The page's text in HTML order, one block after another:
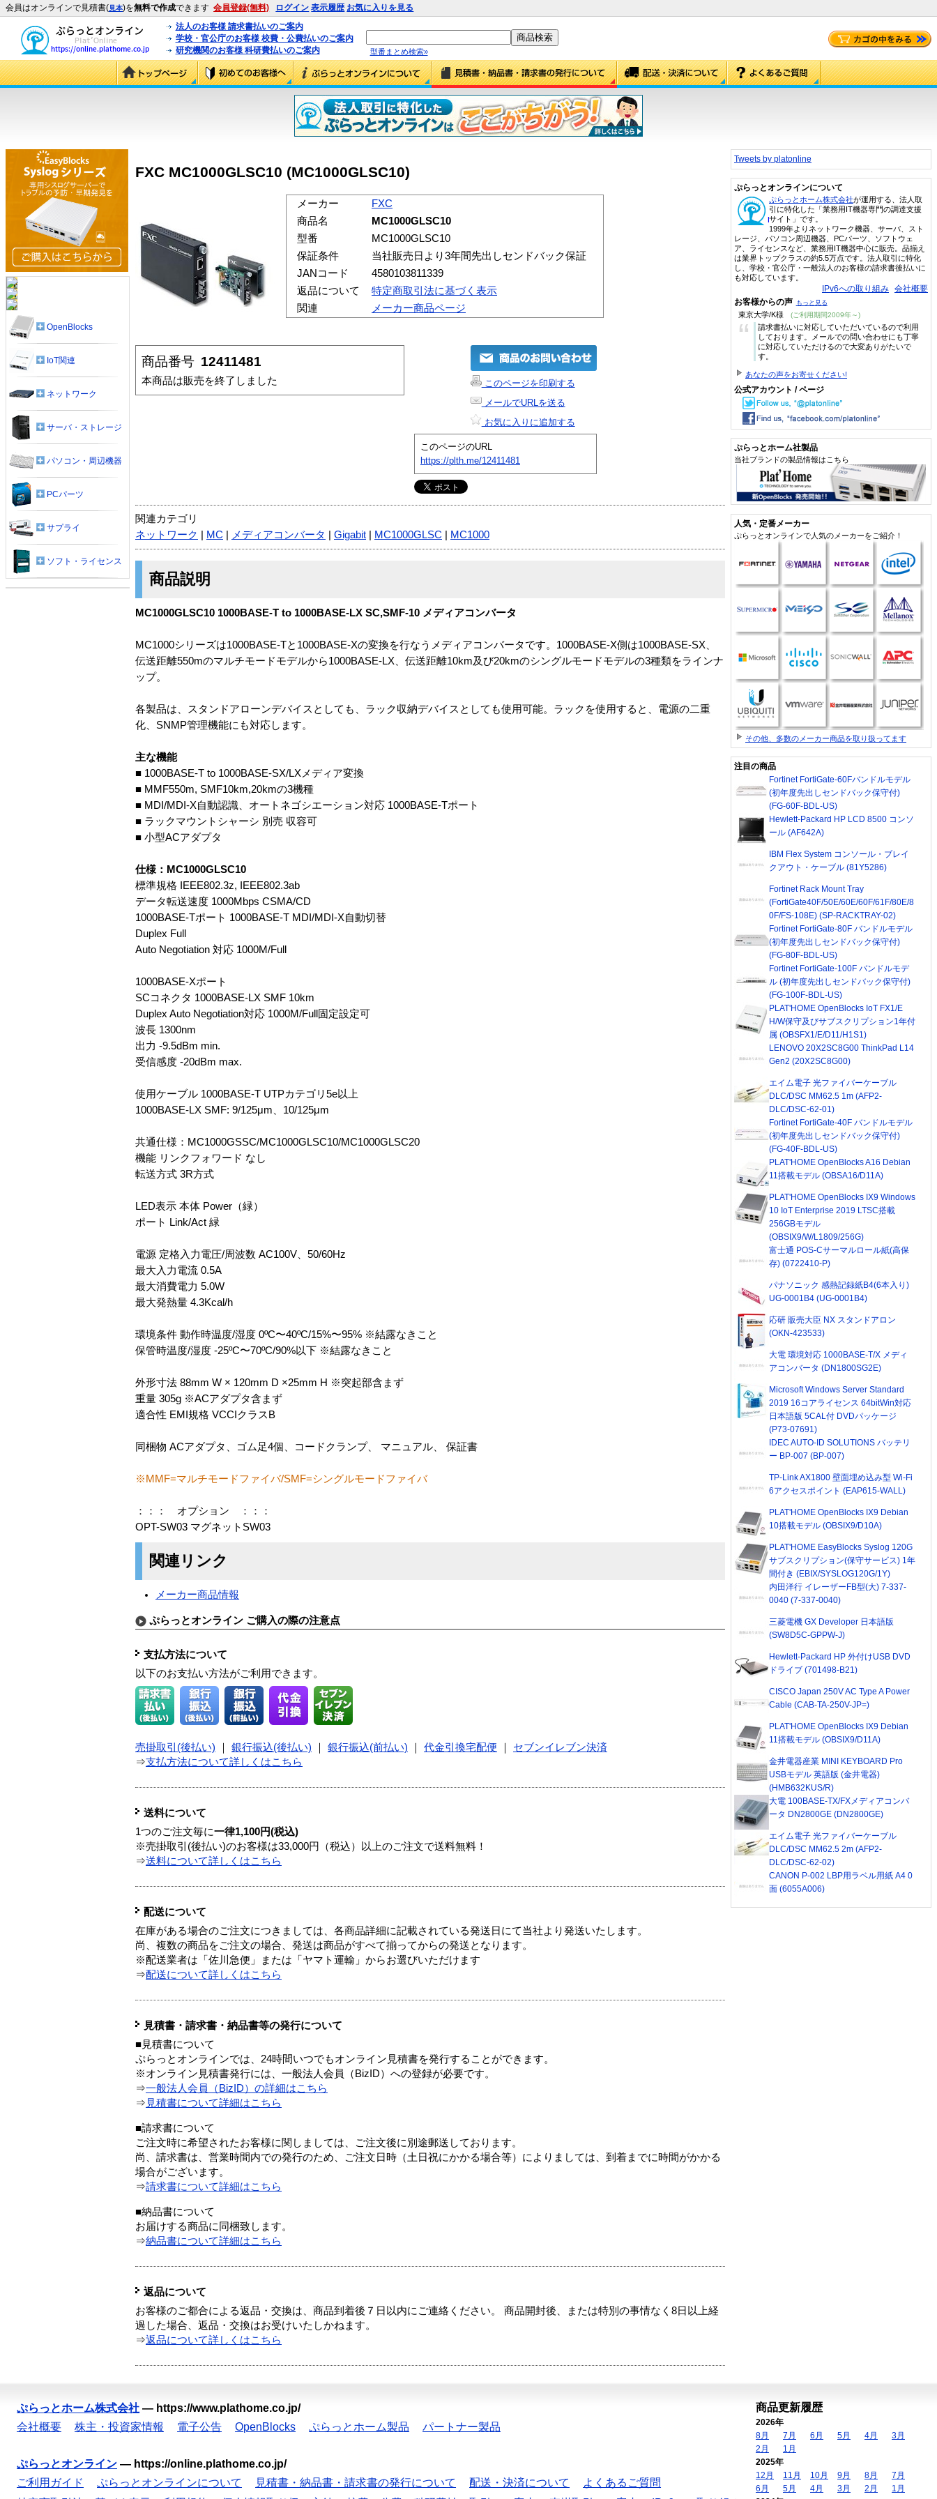
会員はオンラインで見積書(見本)を無料で作成できます 会員登録(無料) ログイン 表示履歴 お気に入りを見る
法人のお客様 請求書払いのご案内
学校・官公庁のお客様 校費・公費払いのご案内
研究機関のお客様 科研費払いのご案内
型番まとめ検索»
FXC MC1000GLSC10 (MC1000GLSC10)
メーカー
FXC
商品名
MC1000GLSC10
型番
MC1000GLSC10
保証条件
当社販売日より3年間先出しセンドバック保証
JANコード
4580103811339
返品について
特定商取引法に基づく表示
関連
メーカー商品ページ
商品番号 12411481
本商品は販売を終了しました
このページを印刷する
メールでURLを送る
お気に入りに追加する
このページのURL
https://plth.me/12411481
関連カテゴリ
ネットワーク
MC メディアコンバータ Gigabit MC1000GLSC MC1000
商品説明
MC1000GLSC10 1000BASE-T to 1000BASE-LX SC,SMF-10 メディアコンバータ
MC1000シリーズは1000BASE-Tと1000BASE-Xの変換を行なうメディアコンバータです。1000BASE-X側は1000BASE-SX、
伝送距離550mのマルチモードモデルから1000BASE-LX、伝送距離10km及び20kmのシングルモードモデルの3種類をラインナ
ップ。
各製品は、スタンドアローンデバイスとしても、ラック収納デバイスとしても使用可能。ラックを使用すると、電源の二重
化、SNMP管理機能にも対応します。
主な機能
■ 1000BASE-T to 1000BASE-SX/LXメディア変換
■ MMF550m, SMF10km,20kmの3機種
■ MDI/MDI-X自動認識、オートネゴシエーション対応 1000BASE-Tポート
■ ラックマウントシャーシ 別売 収容可
■ 小型ACアダプタ
仕様：MC1000GLSC10
標準規格 IEEE802.3z, IEEE802.3ab
データ転送速度 1000Mbps CSMA/CD
1000BASE-Tポート 1000BASE-T MDI/MDI-X自動切替
Duplex Full
Auto Negotiation 対応 1000M/Full
1000BASE-Xポート
SCコネクタ 1000BASE-LX SMF 10km
Duplex Auto Negotiation対応 1000M/Full固定設定可
波長 1300nm
出力 -9.5dBm min.
受信感度 -20dBm max.
使用ケーブル 1000BASE-T UTPカテゴリ5e以上
1000BASE-LX SMF: 9/125μm、10/125μm
共通仕様：MC1000GSSC/MC1000GLSC10/MC1000GLSC20
機能 リンクフォワード なし
転送方式 3R方式
LED表示 本体 Power（緑）
ポート Link/Act 緑
電源 定格入力電圧/周波数 AC100V、50/60Hz
最大入力電流 0.5A
最大消費電力 5.0W
最大発熱量 4.3Kcal/h
環境条件 動作時温度/湿度 0ºC〜40ºC/15%〜95% ※結露なきこと
保管時温度/湿度 -25ºC〜70ºC/90%以下 ※結露なきこと
外形寸法 88mm W × 120mm D ×25mm H ※突起部含まず
重量 305g ※ACアダプタ含まず
適合性 EMI規格 VCCIクラスB
同梱物 ACアダプタ、ゴム足4個、コードクランプ、 マニュアル、 保証書
※MMF=マルチモードファイバ/SMF=シングルモードファイバ
：：： オプション ：：：
OPT-SW03 マグネットSW03
関連リンク
メーカー商品情報
ぷらっとオンライン ご購入の際の注意点
支払方法について
以下のお支払い方法がご利用できます。
売掛取引(後払い) 銀行振込(後払い) 銀行振込(前払い) 代金引換宅配便
セブンイレブン決済
⇒支払方法について詳しくはこちら
送料について
1つのご注文毎に一律1,100円(税込)
※売掛取引(後払い)のお客様は33,000円（税込）以上のご注文で送料無料！
⇒送料について詳しくはこちら
配送について
在庫がある場合のご注文につきましては、各商品詳細に記載されている発送日にて当社より発送いたします。
尚、複数の商品をご注文の場合、発送は商品がすべて揃ってからの発送となります。
※配送業者は「佐川急便」または「ヤマト運輸」からお選びいただけます
⇒配送について詳しくはこちら
見積書・請求書・納品書等の発行について
■見積書について
ぷらっとオンラインでは、24時間いつでもオンライン見積書を発行することができます。
※オンライン見積書発行には、一般法人会員（BizID）への登録が必要です。
⇒一般法人会員（BizID）の詳細はこちら
⇒ 見積書について詳細はこちら
■請求書について
ご注文時に希望されたお客様に関しましては、ご注文後に別途郵送しております。
尚、請求書は、営業時間内での発行のため、ご注文日時（土日祝にかかる場合等）によりましては、到着までに時間がかかる
場合がございます。
⇒請求書について詳細はこちら
■納品書について
お届けする商品に同梱致します。
⇒納品書について詳細はこちら
返品について
お客様のご都合による返品・交換は、商品到着後７日以内にご連絡ください。 商品開封後、または特別の事情なく8日以上経
過した場合、返品・交換はお受けいたしかねます。
⇒返品について詳しくはこちら
OpenBlocks
IoT関連
ネットワーク
サーバ・ストレージ
パソコン・周辺機器
PCパーツ
サプライ
ソフト・ライセンス
Tweets by platonline
ぷらっとオンラインについて
ぷらっとホーム株式会社が運用する、法人取
引に特化した「業務用IT機器専門の調達支援
サイト」です。
1999年よりネットワーク機器、サーバ、スト
レージ、パソコン周辺機器、PCパーツ、ソフトウェ
ア、ライセンスなど、業務用IT機器中心に販売。品揃え
は業界トップクラスの約5.5万点です。法人取引に特化
し、学校・官公庁・一般法人のお客様の請求書後払いに
も対応しています。
IPv6への取り組み 会社概要
お客様からの声 もっと見る
東京大学/K様 (ご利用期間2009年～)
“
請求書払いに対応していただいているので利用
しております。メールでの問い合わせにも丁寧
に対応していただけるので大変ありがたいで
す。
あなたの声をお寄せください!
公式アカウント / ページ
ぷらっとホーム社製品
当社ブランドの製品情報はこちら
人気・定番メーカー
ぷらっとオンラインで人気のメーカーをご紹介！
その他、多数のメーカー商品を取り扱ってます
注目の商品
Fortinet FortiGate-60Fバンドルモデル
(初年度先出しセンドバック保守付)
(FG-60F-BDL-US)
Hewlett-Packard HP LCD 8500 コンソ
ール (AF642A)
IBM Flex System コンソール・ブレイ
クアウト・ケーブル (81Y5286)
Fortinet Rack Mount Tray
(FortiGate40F/50E/60E/60F/61F/80E/8
0F/FS-108E) (SP-RACKTRAY-02)
Fortinet FortiGate-80F バンドルモデル
(初年度先出しセンドバック保守付)
(FG-80F-BDL-US)
Fortinet FortiGate-100F バンドルモデ
ル (初年度先出しセンドバック保守付)
(FG-100F-BDL-US)
PLAT'HOME OpenBlocks IoT FX1/E
H/W保守及びサブスクリプション1年付
属 (OBSFX1/E/D11/H1S1)
LENOVO 20X2SC8G00 ThinkPad L14
Gen2 (20X2SC8G00)
エイム電子 光ファイバーケーブル
DLC/DSC MM62.5 1m (AFP2-
DLC/DSC-62-01)
Fortinet FortiGate-40F バンドルモデル
(初年度先出しセンドバック保守付)
(FG-40F-BDL-US)
PLAT'HOME OpenBlocks A16 Debian
11搭載モデル (OBSA16/D11A)
PLAT'HOME OpenBlocks IX9 Windows
10 IoT Enterprise 2019 LTSC搭載
256GBモデル
(OBSIX9/W/L1809/256G)
富士通 POS-Cサーマルロール紙(高保
存) (0722410-P)
パナソニック 感熱記録紙B4(6本入り)
UG-0001B4 (UG-0001B4)
応研 販売大臣 NX スタンドアロン
(OKN-423533)
大電 環境対応 1000BASE-T/X メディ
アコンバータ (DN1800SG2E)
Microsoft Windows Server Standard
2019 16コアライセンス 64bitWin対応
日本語版 5CAL付 DVDパッケージ
(P73-07691)
IDEC AUTO-ID SOLUTIONS バッテリ
ー BP-007 (BP-007)
TP-Link AX1800 壁面埋め込み型 Wi-Fi
6アクセスポイント (EAP615-WALL)
PLAT'HOME OpenBlocks IX9 Debian
10搭載モデル (OBSIX9/D10A)
PLAT'HOME EasyBlocks Syslog 120G
サブスクリプション(保守サービス) 1年
間付き (EBIX/SYSLOG120G/1Y)
内田洋行 イレーザーFB型(大) 7-337-
0040 (7-337-0040)
三菱電機 GX Developer 日本語版
(SW8D5C-GPPW-J)
Hewlett-Packard HP 外付けUSB DVD
ドライブ (701498-B21)
CISCO Japan 250V AC Type A Power
Cable (CAB-TA-250V-JP=)
PLAT'HOME OpenBlocks IX9 Debian
11搭載モデル (OBSIX9/D11A)
金井電器産業 MINI KEYBOARD Pro
USBモデル 英語版 (金井電器)
(HMB632KUS/R)
大電 100BASE-TX/FXメディアコンバ
ータ DN2800GE (DN2800GE)
エイム電子 光ファイバーケーブル
DLC/DSC MM62.5 2m (AFP2-
DLC/DSC-62-02)
CANON P-002 LBP用ラベル用紙 A4 0
面 (6055A006)
ぷらっとホーム株式会社 — https://www.plathome.co.jp/
会社概要
株主・投資家情報 電子公告 OpenBlocks ぷらっとホーム製品 パートナー製品
ぷらっとオンライン — https://online.plathome.co.jp/
ご利用ガイド
ぷらっとオンラインについて 見積書・納品書・請求書の発行について 配送・決済について
よくあるご質問
商品更新履歴
2026年
8月
7月 6月 5月 4月
3月
2月
1月
2025年
12月
11月 10月 9月 8月
7月
6月
5月 4月 3月 2月
1月